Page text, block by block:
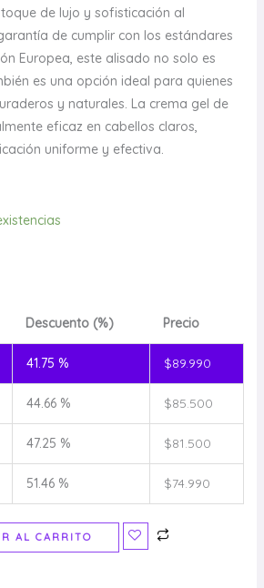
de lujo y sofisticación al
de cumplir con los estándares
Europea, este alisado no solo es
es una opción ideal para quienes
y naturales. La crema gel de
eficaz en cabellos claros,
uniforme y efectiva.
Descuento (%) Precio
41.75 % $89.990
44.66 % $85.500
47.25 % $81.500
51.46 % $74.990
AL CARRITO